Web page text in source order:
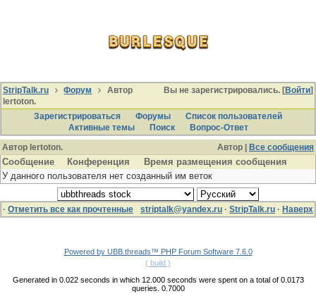
Вы не зарегистрировались. [Войти]
StripTalk.ru Форум
Автор
lertoton.
Зарегистрироваться
Форумы
Список пользователей
Активные темы
Поиcк
Вопрос-Ответ
Автор |
Все сообщения
Автор lertoton.
Сообщение Конференция
Время размещения сообщения
У данного пользователя нет созданный им веток
· Отметить все как прочтенные striptalk@yandex.ru · StripTalk.ru · Наверх
Powered by UBB.threads™ PHP Forum Software 7.6.0
( build )
Generated in 0.022 seconds in which 12.000 seconds were spent on a total of 0.0173
queries. 0.7000